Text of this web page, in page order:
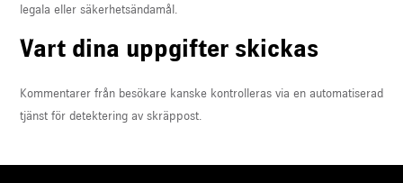
legala eller säkerhetsändamål.
Vart dina uppgifter skickas
Kommentarer från besökare kanske kontrolleras via en automatiserad
tjänst för detektering av skräppost.